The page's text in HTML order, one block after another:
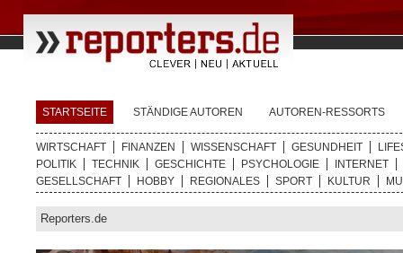
STARTSEITE STÄNDIGE AUTOREN AUTOREN-RESSORTS
WIRTSCHAFT FINANZEN WISSENSCHAFT GESUNDHEIT
POLITIK
TECHNIK GESCHICHTE PSYCHOLOGIE
INTERNET
GESELLSCHAFT
HOBBY REGIONALES SPORT KULTUR
Reporters.de